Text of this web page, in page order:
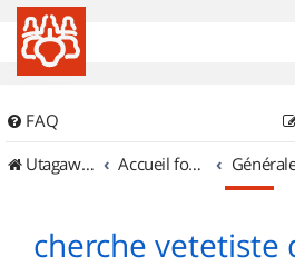
FAQ
UtagawaVTT (Randos VTT et VTTAE avec traces GPS)
Accueil forum
cherche vetetiste